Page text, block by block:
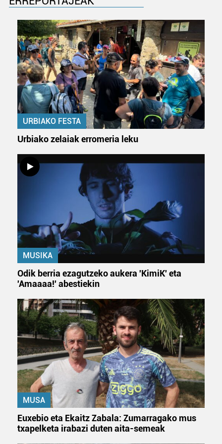
zure baimena Cookieen adierazpenean.
Webgune honek cookie propioak eta hirugarrenen cookie-
fitxategiak erabiltzen ditu. Zure esperientzia eta
zerbitzuak hobetzeko asmoz, cookie teknologiaz
baliatzen gara. Ohar hau onartuz gero, teknologia hori
erabiltzeko baimen esplizitua ematen diguzu.Gehiago
irakurri
URBIAKO FESTA
Urbiako zelaiak erromeria leku
MUSIKA
Odik berria ezagutzeko aukera 'KimiK' eta
'Amaaaa!' abestiekin
MUSA
Euxebio eta Ekaitz Zabala: Zumarragako mus
txapelketa irabazi duten aita-semeak